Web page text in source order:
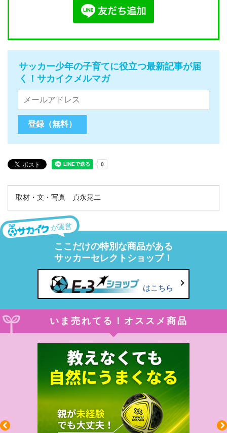
サッカー少年の子育てに役立つ最新記事が届
く！サカイクメルマガ
取材・文・写真 貞永晃二
が運営
ここだけの特別な商品がある
サッカーセレクトショップ！
はこちら
いま売れてる！オススメ商品